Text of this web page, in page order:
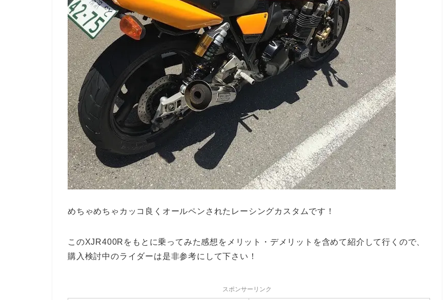
めちゃめちゃカッコ良くオールペンされたレーシングカスタムです！
このXJR400Rをもとに乗ってみた感想をメリット・デメリットを含めて紹介して行くので、
購入検討中のライダーは是非参考にして下さい！
スポンサーリンク